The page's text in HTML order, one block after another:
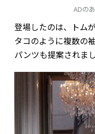
ADの
登場したのは、トム
タコのように複数の
パンツも提案されまし